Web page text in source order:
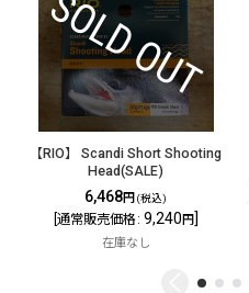
【RIO】 Scandi Short Shooting
Head(SALE)
6,468円 (税込)
通常販売価格: 9,240 円]
在庫なし